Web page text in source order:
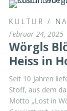
KULTUR /
Februar 24, 2025
Wörgls
Heiss in
Seit 10 Jahren
Stoff, aus dem
Motto „Lost in